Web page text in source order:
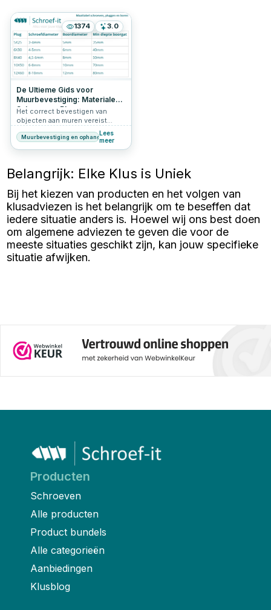
1374 3.0
De Ultieme Gids voor
Muurbevestiging: Materialen,
Schroeven, Pluggen,
Draagkracht en
Schroeflengtes
Het correct bevestigen van
objecten aan muren vereist
nauwkeurige kennis en de juiste
tools. Ontdek in deze
uitgebreide gids hoe je
plug bij welke schroefmaat
draagkracht van de pluggen en
schroeven is, en hoe je zorgt
voor een veilige en duurzame
muurbevestiging. Leer stap voor
stap hoe je jouw project tot een
succes maakt en gebruik onze
schroef-plug-boor
conversietabel om altijd de
juiste maat pluggen bij je
Muurbevestiging en ophangenLees
meer
Belangrijk: Elke Klus is Uniek
Bij het kiezen van producten en het volgen van
klusadviezen is het belangrijk om te beseffen dat
iedere situatie anders is. Hoewel wij ons best doen
om algemene adviezen te geven die voor de
meeste situaties geschikt zijn, kan jouw specifieke
situatie afwijken.
Producten
Schroeven
Alle producten
Product bundels
Alle categorieën
Aanbiedingen
Klusblog